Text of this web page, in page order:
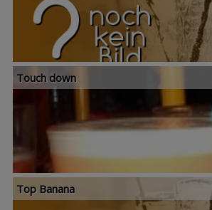
Touch down
Top Banana